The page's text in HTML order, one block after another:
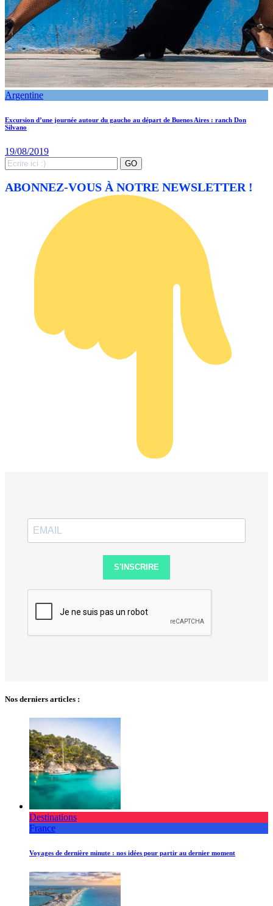
Argentine
Excursion d’une journée autour du gaucho au départ de Buenos Aires : ranch Don
Silvano
19/08/2019
Search
for:
GO
ABONNEZ-VOUS À NOTRE NEWSLETTER !
S'INSCRIRE
Nos derniers articles :
Destinations
France
Voyages de dernière minute : nos idées pour partir au dernier moment